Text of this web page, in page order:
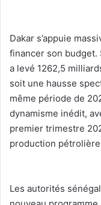
‎Dakar s’appuie
financer son budget.
a levé 1262,5
soit une hausse
même période de
dynamisme inédit,
premier trimestre
production
‎Les autorités